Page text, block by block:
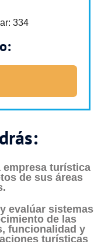
334
empresa turística
de sus áreas
evalúar sistemas
de las
funcionalidad y
turísticas